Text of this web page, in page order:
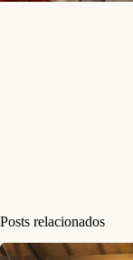
Posts relacionados